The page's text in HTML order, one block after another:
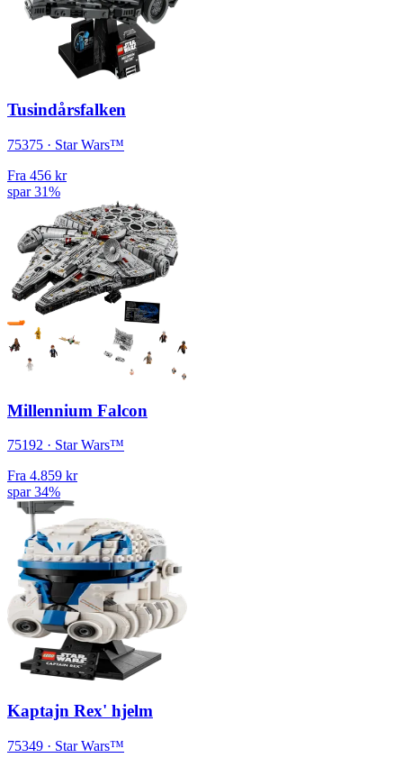
Tusindårsfalken
75375 · Star Wars™
Fra 456 kr
spar 31%
Millennium Falcon
75192 · Star Wars™
Fra 4.859 kr
spar 34%
Kaptajn Rex' hjelm
75349 · Star Wars™